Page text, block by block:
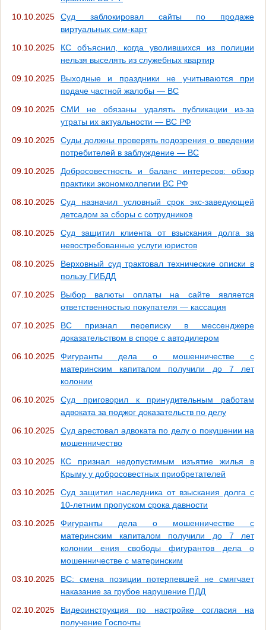
10.10.2025
Суд заблокировал сайты по продаже
виртуальных сим-карт
10.10.2025
КС объяснил, когда уволившихся из полиции
нельзя выселять из служебных квартир
09.10.2025
Выходные и праздники не учитываются при
подаче частной жалобы — ВС
09.10.2025
СМИ не обязаны удалять публикации из-за
утраты их актуальности — ВС РФ
09.10.2025
Суды должны проверять подозрения о введении
потребителей в заблуждение — ВС
09.10.2025
Добросовестность и баланс интересов: обзор
практики экономколлегии ВC РФ
08.10.2025
Суд назначил условный срок экс-заведующей
детсадом за сборы с сотрудников
08.10.2025
Суд защитил клиента от взыскания долга за
невостребованные услуги юристов
08.10.2025
Верховный суд трактовал технические описки в
пользу ГИБДД
07.10.2025
Выбор валюты оплаты на сайте является
ответственностью покупателя — кассация
07.10.2025
ВС признал переписку в мессенджере
доказательством в споре с автодилером
06.10.2025
Фигуранты дела о мошенничестве с
материнским капиталом получили до 7 лет
колонии
06.10.2025
Суд приговорил к принудительным работам
адвоката за поджог доказательств по делу
06.10.2025
Суд арестовал адвоката по делу о покушении на
мошенничество
03.10.2025
КС признал недопустимым изъятие жилья в
Крыму у добросовестных приобретателей
03.10.2025
Суд защитил наследника от взыскания долга с
10-летним пропуском срока давности
03.10.2025
Фигуранты дела о мошенничестве с
материнским капиталом получили до 7 лет
колонии ения свободы фигурантов дела о
мошенничестве с материнским
03.10.2025
ВС: смена позиции потерпевшей не смягчает
наказание за грубое нарушение ПДД
02.10.2025
Видеоинструкция по настройке согласия на
получение Госпочты